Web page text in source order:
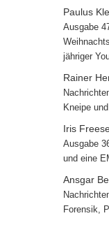
Paulus
Ausgabe
jähriger
Rainer
Kneipe
Iris
Ausgabe
und eine
Ansgar
Forensik,